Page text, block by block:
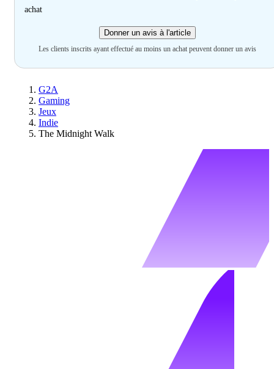
achat
Donner un avis à l'article
Les clients inscrits ayant effectué au moins un achat peuvent donner un avis
G2A
Gaming
Jeux
Indie
The Midnight Walk